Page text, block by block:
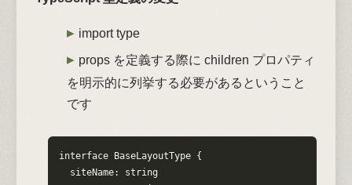
import type
props を定義する際に children プロパティ
を明示的に列挙する必要があるということ
です
interface BaseLayoutType {
  siteName: string